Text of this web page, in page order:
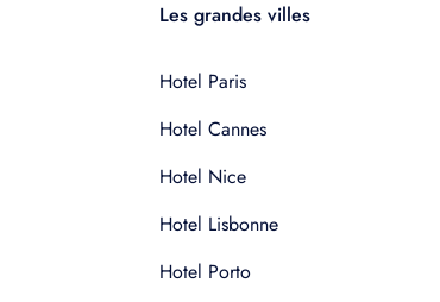
Les grandes villes
Hotel Paris
Hotel Cannes
Hotel Nice
Hotel Lisbonne
Hotel Porto